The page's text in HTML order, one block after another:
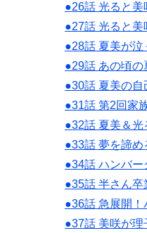
●26話 光ると
●27話 光ると
●28話 夏美が
●29話 あの頃
●30話 夏美の
●31話 第2回家
●32話 夏美＆
●33話 夢を諦
●34話 ハンバ
●35話 半さん
●36話 急展開
●37話 美咲が